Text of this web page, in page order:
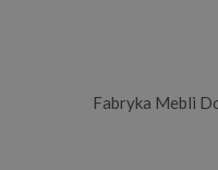
Fabryka Mebli